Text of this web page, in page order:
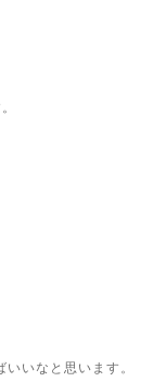
いなと思います。